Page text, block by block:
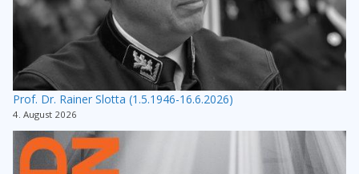
Prof. Dr. Rainer Slotta (1.5.1946-16.6.2026)
4. August 2026